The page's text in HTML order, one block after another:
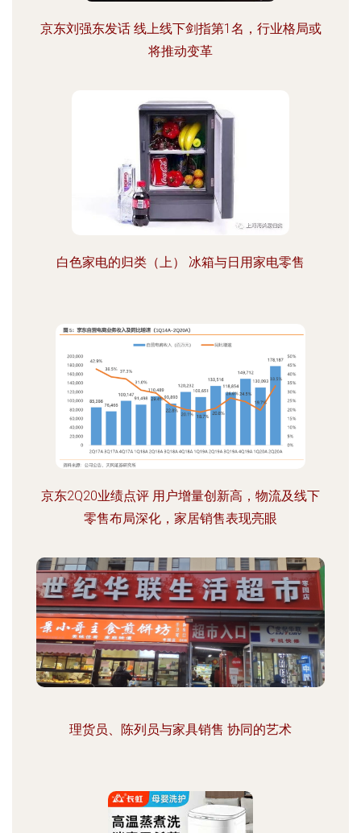
京东刘强东发话 线上线下剑指第1名，行业格局或
将推动变革
白色家电的归类（上） 冰箱与日用家电零售
京东2Q20业绩点评 用户增量创新高，物流及线下
零售布局深化，家居销售表现亮眼
理货员、陈列员与家具销售 协同的艺术